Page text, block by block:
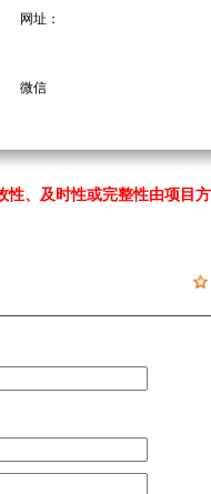
网址：
微信
性、及时性或完整性由项目